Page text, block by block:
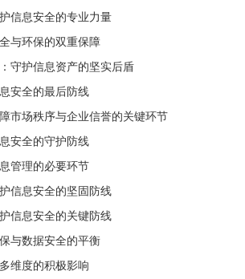
信息安全的专业力量
与环保的双重保障
守护信息资产的坚实后盾
安全的最后防线
市场秩序与企业信誉的关键环节
安全的守护防线
管理的必要环节
信息安全的坚固防线
信息安全的关键防线
与数据安全的平衡
维度的积极影响